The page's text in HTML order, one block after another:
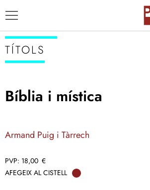
ENSENYAMENT CATALÀ
TÍTOLS
Bíblia i mística
Armand Puig i Tàrrech
18,00 €
AFEGEIX AL CISTELL